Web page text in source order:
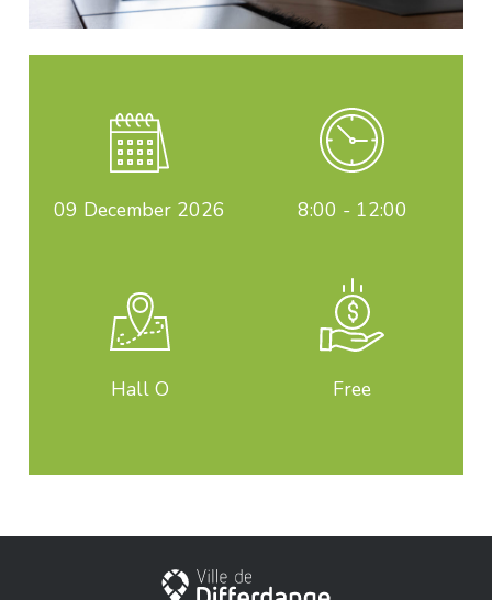
09 December 2026 8:00 - 12:00
Hall O Free
City of Differdange